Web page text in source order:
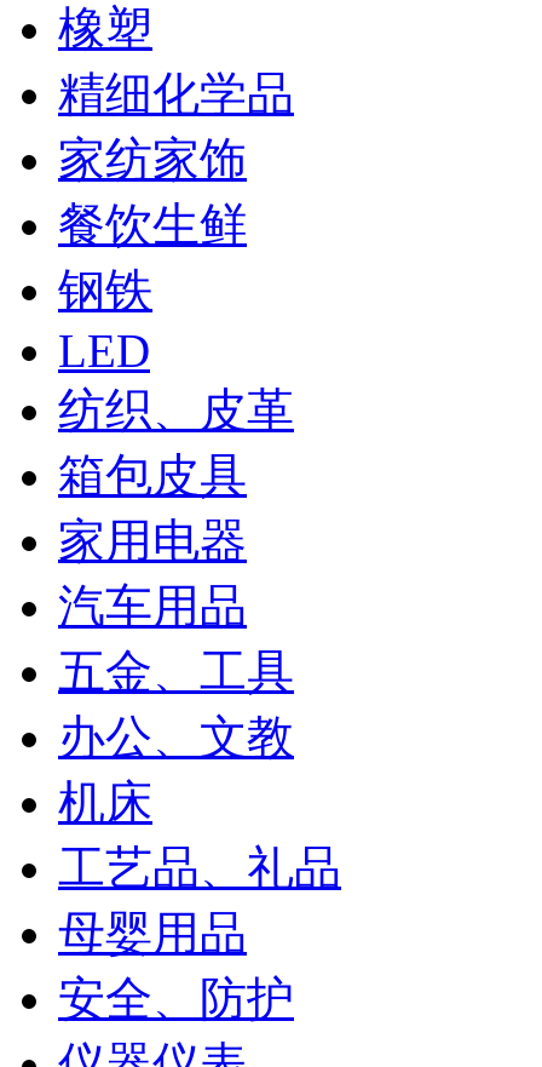
橡塑
精细化学品
家纺家饰
餐饮生鲜
钢铁
LED
纺织、皮革
箱包皮具
家用电器
汽车用品
五金、工具
办公、文教
机床
工艺品、礼品
母婴用品
安全、防护